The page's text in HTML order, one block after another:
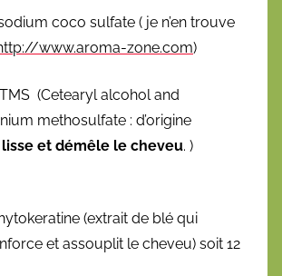
coco sulfate ( je n’en trouve
www.aroma-zone.com)
(Cetearyl alcohol and
methosulfate : d’origine
lisse et démêle le cheveu. )
(extrait de blé qui
et assouplit le cheveu) soit 12